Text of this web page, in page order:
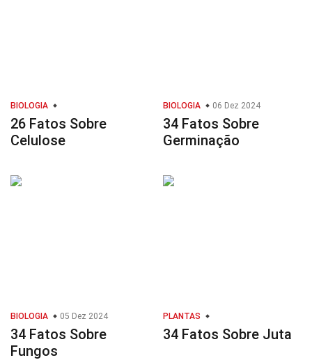
BIOLOGIA
26 Fatos Sobre
Celulose
BIOLOGIA 06 Dez 2024
34 Fatos Sobre
Germinação
BIOLOGIA 05 Dez 2024
34 Fatos Sobre
Fungos
PLANTAS
34 Fatos Sobre Juta